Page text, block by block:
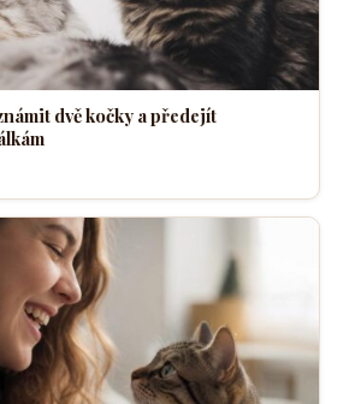
dvě kočky a předejít